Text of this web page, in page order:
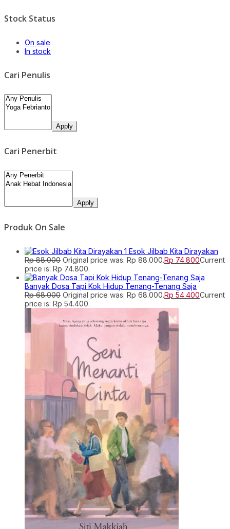
Stock Status
On sale
In stock
Cari Penulis
Apply
Cari Penerbit
Apply
Produk On Sale
Esok Jilbab Kita Dirayakan
Rp88.000 Original price was: Rp 88.000.Rp 74.800Current
price is: Rp 74.800.
Banyak Dosa Tapi Kok Hidup Tenang-Tenang Saja
Rp68.000 Original price was: Rp 68.000.Rp 54.400Current
price is: Rp 54.400.